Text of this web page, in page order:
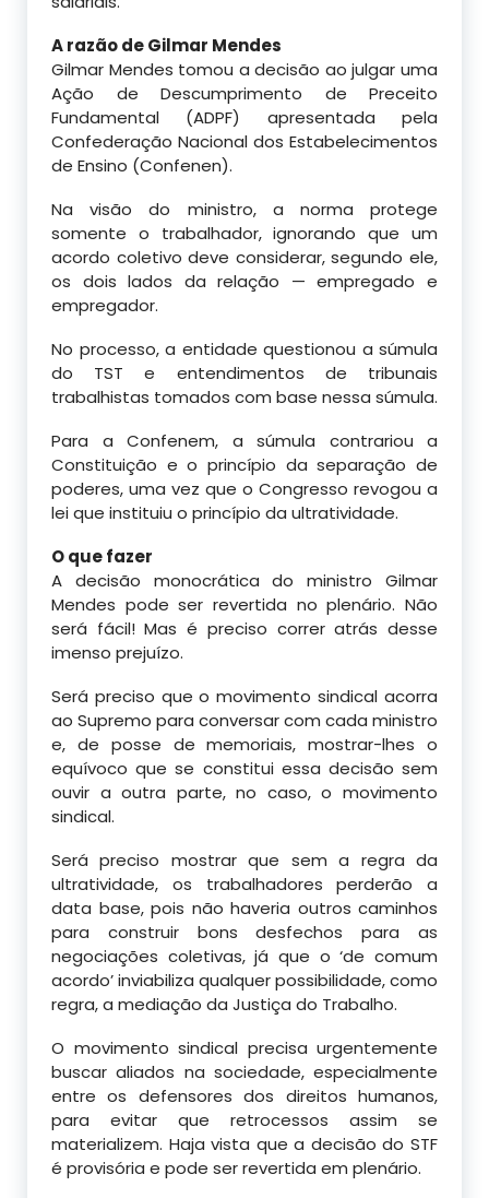
A razão de Gilmar Mendes
Gilmar Mendes tomou a decisão ao julgar uma
Ação de Descumprimento de Preceito
Fundamental (ADPF) apresentada pela
Confederação Nacional dos Estabelecimentos
de Ensino (Confenen).
Na visão do ministro, a norma protege
somente o trabalhador, ignorando que um
acordo coletivo deve considerar, segundo ele,
os dois lados da relação — empregado e
empregador.
No processo, a entidade questionou a súmula
do TST e entendimentos de tribunais
trabalhistas tomados com base nessa súmula.
Para a Confenem, a súmula contrariou a
Constituição e o princípio da separação de
poderes, uma vez que o Congresso revogou a
lei que instituiu o princípio da ultratividade.
O que fazer
A decisão monocrática do ministro Gilmar
Mendes pode ser revertida no plenário. Não
será fácil! Mas é preciso correr atrás desse
imenso prejuízo.
Será preciso que o movimento sindical acorra
ao Supremo para conversar com cada ministro
e, de posse de memoriais, mostrar-lhes o
equívoco que se constitui essa decisão sem
ouvir a outra parte, no caso, o movimento
sindical.
Será preciso mostrar que sem a regra da
ultratividade, os trabalhadores perderão a
data base, pois não haveria outros caminhos
para construir bons desfechos para as
negociações coletivas, já que o ‘de comum
acordo’ inviabiliza qualquer possibilidade, como
regra, a mediação da Justiça do Trabalho.
O movimento sindical precisa urgentemente
buscar aliados na sociedade, especialmente
entre os defensores dos direitos humanos,
para evitar que retrocessos assim se
materializem. Haja vista que a decisão do STF
é provisória e pode ser revertida em plenário.